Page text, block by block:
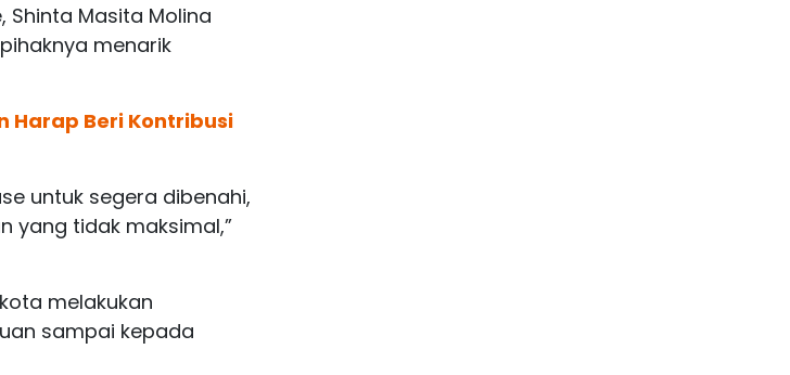
Masita Molina
menarik
Harap Beri Kontribusi
untuk segera dibenahi,
yang tidak maksimal,”
melakukan
sampai kepada